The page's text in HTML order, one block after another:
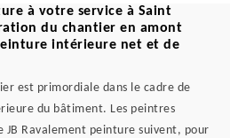
à votre service à Saint
du chantier en amont
intérieure net et de
est primordiale dans le cadre de
du bâtiment. Les peintres
JB Ravalement peinture suivent, pour